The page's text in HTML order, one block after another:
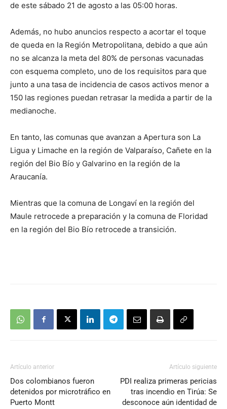
de este sábado 21 de agosto a las 05:00 horas.
Además, no hubo anuncios respecto a acortar el toque
de queda en la Región Metropolitana, debido a que aún
no se alcanza la meta del 80% de personas vacunadas
con esquema completo, uno de los requisitos para que
junto a una tasa de incidencia de casos activos menor a
150 las regiones puedan retrasar la medida a partir de la
medianoche.
En tanto, las comunas que avanzan a Apertura son La
Ligua y Limache en la región de Valparaíso, Cañete en la
región del Bio Bío y Galvarino en la región de la
Araucanía.
Mientras que la comuna de Longaví en la región del
Maule retrocede a preparación y la comuna de Floridad
en la región del Bio Bío retrocede a transición.
Artículo anterior
Dos colombianos fueron
detenidos por microtráfico en
Puerto Montt
Artículo siguiente
PDI realiza primeras pericias
tras incendio en Tirúa: Se
desconoce aún identidad de